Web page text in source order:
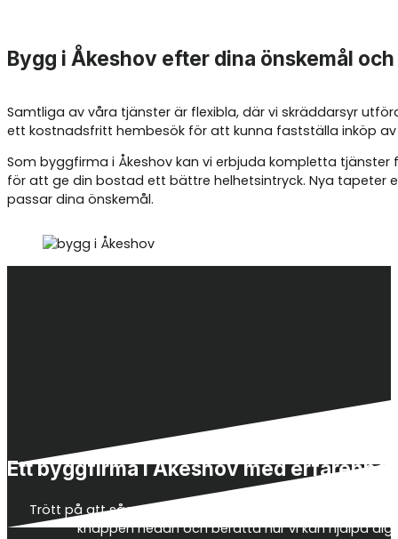
Bygg i Åkeshov efter dina önskemål
Samtliga av våra tjänster är flexibla, där vi skräddarsyr
ett kostnadsfritt hembesök för att kunna fastställa inköp
Som byggfirma i Åkeshov kan vi erbjuda kompletta tjänster
för att ge din bostad ett bättre helhetsintryck. Nya tapeter
passar dina önskemål.
Ett byggfirma i Åkeshov med
Trött på att såga och hamra och känner att det vore
knappen nedan och berätta hur vi kan hjälpa